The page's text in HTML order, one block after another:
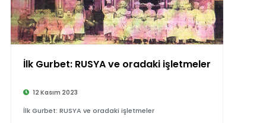
İlk Gurbet: RUSYA ve oradaki işletmeler
12 Kasım 2023
İlk Gurbet: RUSYA ve oradaki işletmeler